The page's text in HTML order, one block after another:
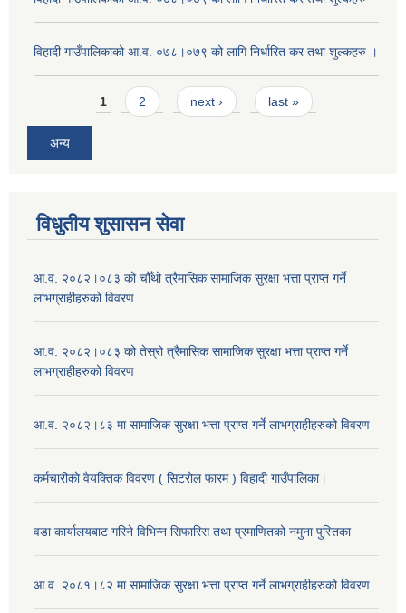
विहादी गाउँपालिकाको आ.व. ०७८।०७९ को लागि निर्धारित कर तथा शुल्कहरु ।
Pages1 2 next › last »
अन्य
विधुतीय शुसासन सेवा
आ.व. २०८२।०८३ को चौँथो त्रैमासिक सामाजिक सुरक्षा भत्ता प्राप्त गर्ने
लाभग्राहीहरुको विवरण
आ.व. २०८२।०८३ को तेस्रो त्रैमासिक सामाजिक सुरक्षा भत्ता प्राप्त गर्ने
लाभग्राहीहरुको विवरण
आ.व. २०८२।८३ मा सामाजिक सुरक्षा भत्ता प्राप्त गर्ने लाभग्राहीहरुको विवरण
कर्मचारीको वैयक्तिक विवरण ( सिटरोल फारम ) विहादी गाउँपालिका।
वडा कार्यालयबाट गरिने विभिन्न सिफारिस तथा प्रमाणितको नमुना पुस्तिका
आ.व. २०८१।८२ मा सामाजिक सुरक्षा भत्ता प्राप्त गर्ने लाभग्राहीहरुको विवरण